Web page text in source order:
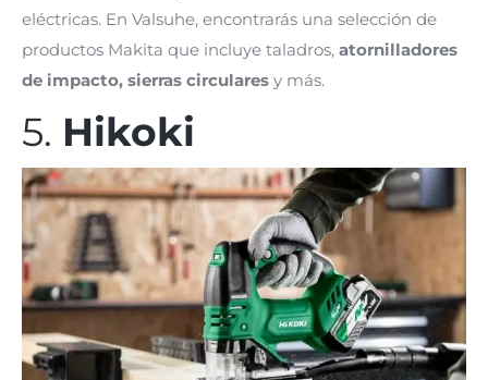
eléctricas. En Valsuhe, encontrarás una selección de
productos Makita que incluye taladros, atornilladores
de impacto, sierras circulares y más.
5. Hikoki